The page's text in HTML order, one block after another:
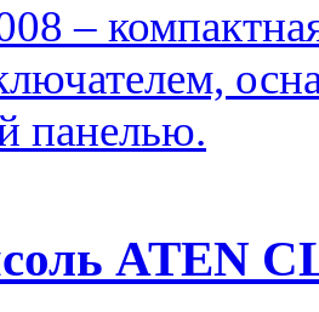
–
панелью.
ATEN